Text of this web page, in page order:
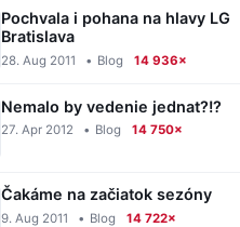
Pochvala i pohana na hlavy LG
Bratislava
28. Aug 2011 • Blog 14 936×
Nemalo by vedenie jednat?!?
27. Apr 2012 • Blog 14 750×
Čakáme na začiatok sezóny
9. Aug 2011 • Blog 14 722×